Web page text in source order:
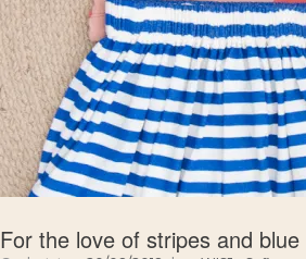
For the love of stripes and blue